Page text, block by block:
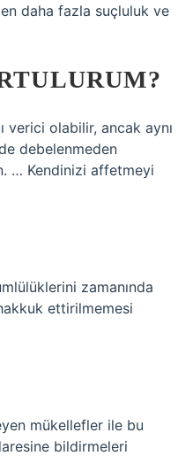
daha fazla suçluluk ve
verici olabilir, ancak aynı
debelenmeden
… Kendinizi affetmeyi
zamanında
ettirilmemesi
mükellefler ile bu
bildirmeleri